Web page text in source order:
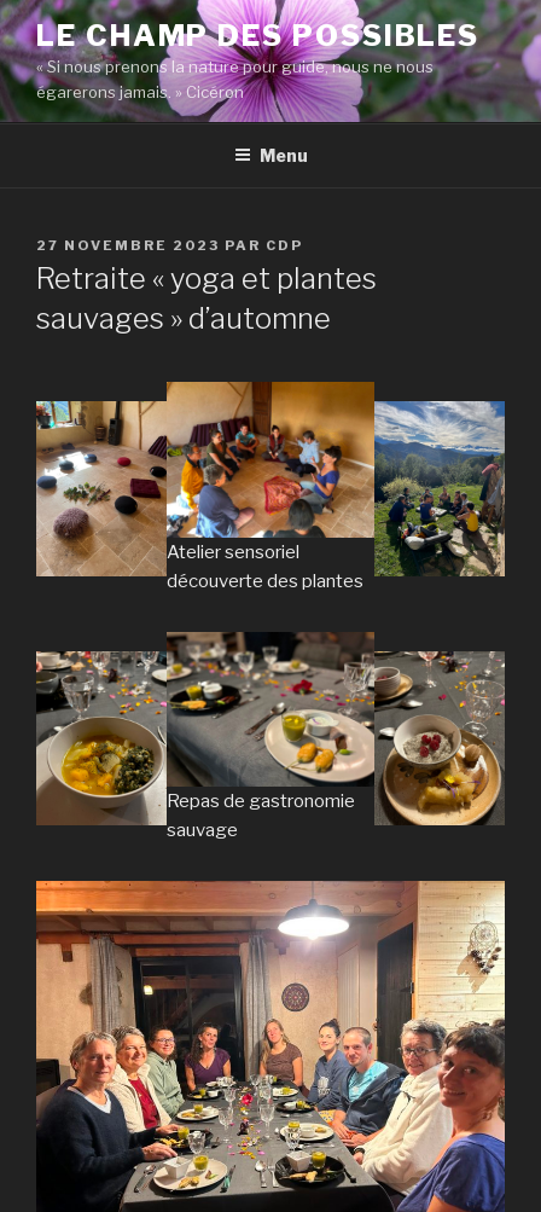
Aller
au
contenu
principal
LE CHAMP DES POSSIBLES
« Si nous prenons la nature pour guide, nous ne nous
égarerons jamais. » Cicéron
Menu
PUBLIÉ
LE
27 NOVEMBRE 2023 PAR CDP
Retraite « yoga et plantes
sauvages » d’automne
Atelier sensoriel
découverte des plantes
Repas de gastronomie
sauvage